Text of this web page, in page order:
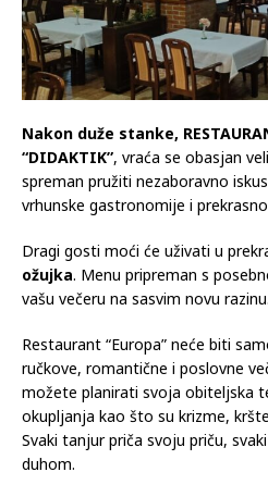
Nakon duže stanke,
“DIDAKTIK”, vraća se obasjan
spreman pružiti nezaboravno
vrhunske gastronomije i
Dragi gosti moći će uživati u
ožujka. Menu pripreman s
vašu večeru na sasvim novu razinu.
Restaurant “Europa” neće biti
ručkove, romantične i poslovne
možete planirati svoja obiteljska
okupljanja kao što su krizme,
Svaki tanjur priča svoju priču,
duhom.